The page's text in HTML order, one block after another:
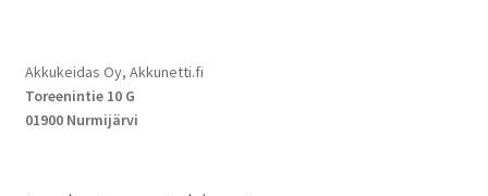
Akkukeidas Oy, Akkunetti.fi
Toreenintie 10 G
01900 Nurmijärvi